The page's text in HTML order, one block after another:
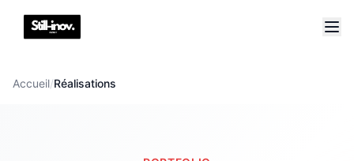
Accueil/Réalisations